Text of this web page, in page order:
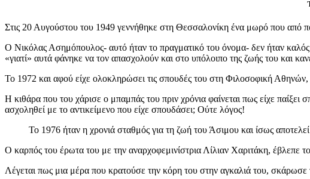
Στις 20 Αυγούστου του 1949 γεννήθηκε στη Θεσσαλονίκη ένα μωρό που από
Ο Νικόλας Ασημόπουλος- αυτό ήταν το πραγματικό του όνομα- δεν ήταν
«γιατί» αυτά φάνηκε να τον απασχολούν και στο υπόλοιπο της ζωής του και
Το 1972 και αφού είχε ολοκληρώσει τις σπουδές του στη Φιλοσοφική
Η κιθάρα που του χάρισε ο μπαμπάς του πριν χρόνια φαίνεται πως είχε
ασχοληθεί με το αντικείμενο που είχε σπουδάσει; Ούτε λόγος!
Το 1976 ήταν η χρονιά σταθμός για τη ζωή του Άσιμου και ίσως
Ο καρπός του έρωτα του με την αναρχοφεμινίστρια Λίλιαν Χαριτάκη, έβλεπε
Λέγεται πως μια μέρα που κρατούσε την κόρη του στην αγκαλιά του,